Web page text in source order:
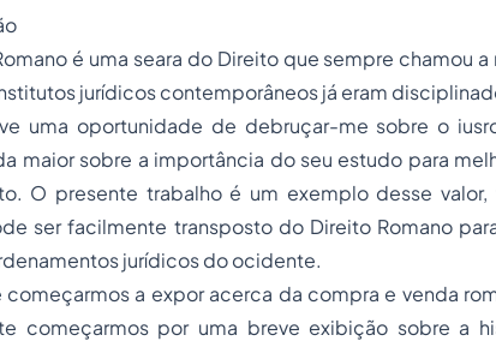
é uma seara do Direito que sempre chamou a
jurídicos contemporâneos já eram
uma oportunidade de debruçar-me sobre o
maior sobre a importância do seu estudo para
O presente trabalho é um exemplo desse
ser facilmente transposto do Direito Romano
jurídicos do ocidente.
começarmos a expor acerca da compra e venda
começarmos por uma breve exibição sobre a